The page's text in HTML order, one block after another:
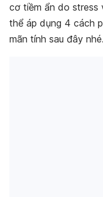
cơ tiềm ẩn do stress
thể áp dụng 4 cách
mãn tính sau đây nhé.